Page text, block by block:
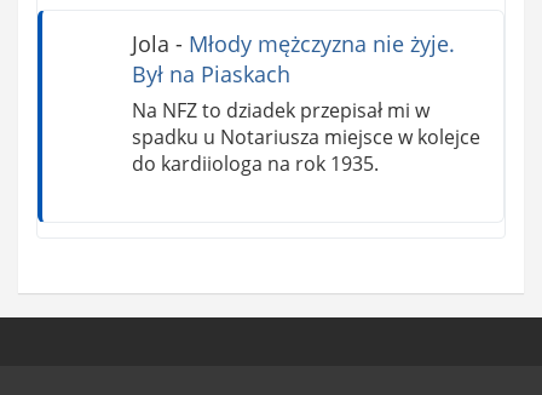
Jola - Młody mężczyzna nie żyje.
Był na Piaskach
Na NFZ to dziadek przepisał mi w
spadku u Notariusza miejsce w kolejce
do kardiiologa na rok 1935.